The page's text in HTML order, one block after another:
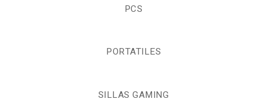
PCS
PORTATILES
SILLAS GAMING